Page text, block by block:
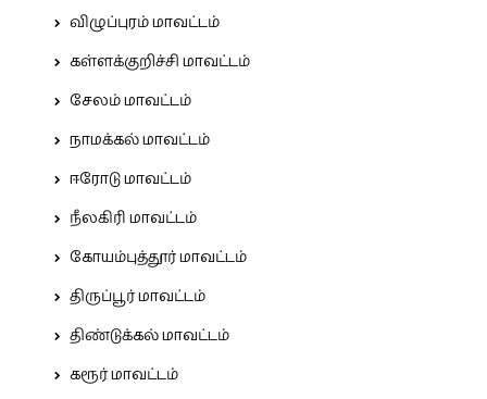
விழுப்புரம் மாவட்டம்
கள்ளக்குறிச்சி மாவட்டம்
சேலம் மாவட்டம்
நாமக்கல் மாவட்டம்
ஈரோடு மாவட்டம்
நீலகிரி மாவட்டம்
கோயம்புத்தூர் மாவட்டம்
திருப்பூர் மாவட்டம்
திண்டுக்கல் மாவட்டம்
கரூர் மாவட்டம்